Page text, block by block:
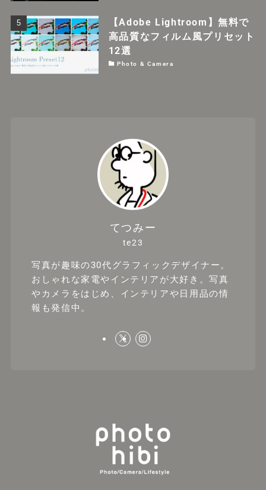
【Adobe Lightroom】無料で
高品質なフィルム風プリセット
12選
Photo & Camera
てつみー
te23
写真が趣味の30代グラフィックデザイナー。
おしゃれな家電やインテリアが大好き。写真
やカメラをはじめ、インテリアや日用品の情
報も発信中。